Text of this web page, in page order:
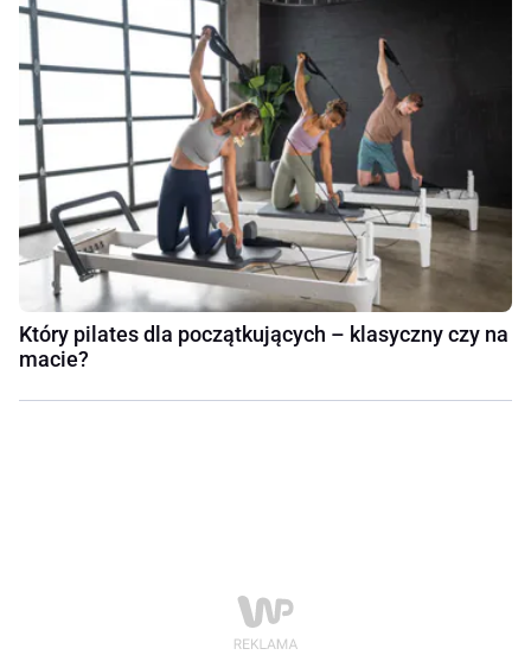
Który pilates dla początkujących – klasyczny czy na
macie?